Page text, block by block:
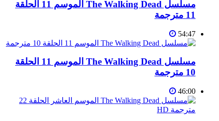
مسلسل The Walking Dead الموسم 11 الحلقة
11 مترجمة
54:47
مسلسل The Walking Dead الموسم 11 الحلقة
10 مترجمة
46:00